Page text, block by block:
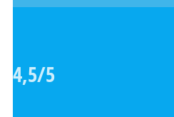
4,5/5